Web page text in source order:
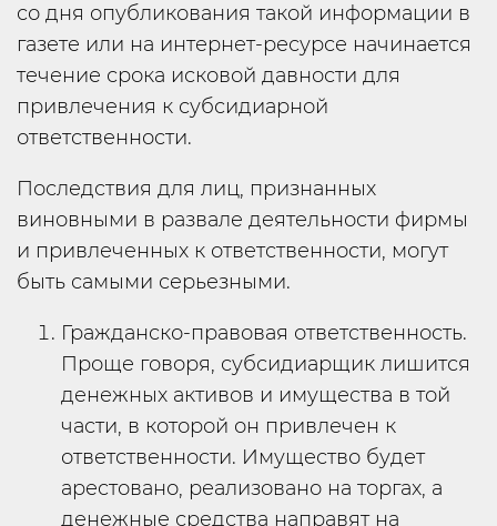
со дня опубликования такой информации в
газете или на интернет-ресурсе начинается
течение срока исковой давности для
привлечения к субсидиарной
ответственности.
Последствия для лиц, признанных
виновными в развале деятельности фирмы
и привлеченных к ответственности, могут
быть самыми серьезными.
Гражданско-правовая ответственность.
Проще говоря, субсидиарщик лишится
денежных активов и имущества в той
части, в которой он привлечен к
ответственности. Имущество будет
арестовано, реализовано на торгах, а
денежные средства направят на